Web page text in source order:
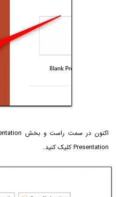
Presentation کلیک کنید.